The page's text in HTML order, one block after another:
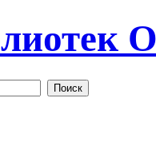
Поиск